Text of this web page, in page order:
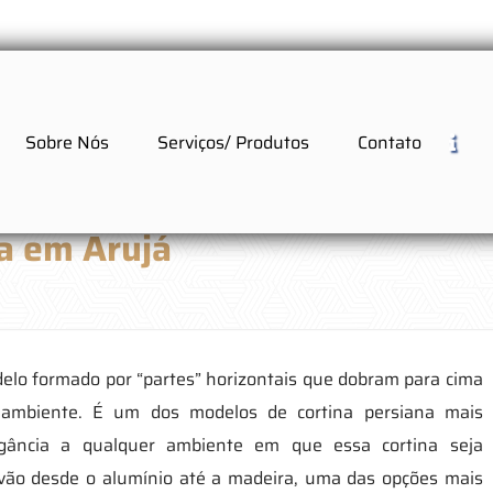
Sobre Nós Serviços/ Produtos Contato
em Arujá
formado por “partes” horizontais que dobram para cima
É um dos modelos de cortina persiana mais
a qualquer ambiente em que essa cortina seja
desde o alumínio até a madeira, uma das opções mais